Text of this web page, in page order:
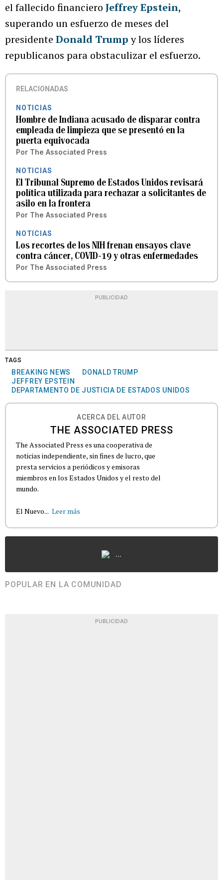
el fallecido financiero Jeffrey Epstein,
superando un esfuerzo de meses del
presidente Donald Trumpy los líderes
republicanos para obstaculizar el esfuerzo.
RELACIONADAS
NOTICIAS
Hombre de Indiana acusado de disparar contra
empleada de limpieza que se presentó en la
puerta equivocada
Por The Associated Press
NOTICIAS
El Tribunal Supremo de Estados Unidos revisará
política utilizada para rechazar a solicitantes de
asilo en la frontera
Por The Associated Press
NOTICIAS
Los recortes de los NIH frenan ensayos clave
contra cáncer, COVID-19 y otras enfermedades
Por The Associated Press
PUBLICIDAD
TAGS
BREAKING NEWS
DONALD TRUMP
JEFFREY EPSTEIN
DEPARTAMENTO DE JUSTICIA DE ESTADOS UNIDOS
ACERCA DEL AUTOR
THE ASSOCIATED PRESS
The Associated Press es una cooperativa de
noticias independiente, sin fines de lucro, que
presta servicios a periódicos y emisoras
miembros en los Estados Unidos y el resto del
mundo.
El Nuevo... Leer más
...
POPULAR EN LA COMUNIDAD
PUBLICIDAD